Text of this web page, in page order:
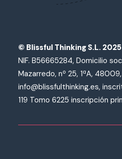
© Blissful Thinking S.L. 2025
NIF. B56665284, Domicilio
Mazarredo, nº 25, 1ªA,
info@blissfulthinking.es,
119 Tomo 6225 inscripción